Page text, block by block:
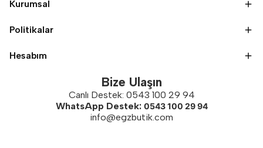
Kurumsal
Politikalar
Hesabım
Bize Ulaşın
Canlı Destek: 0543 100 29 94
WhatsApp Destek: 0543 100 29 94
info@egzbutik.com